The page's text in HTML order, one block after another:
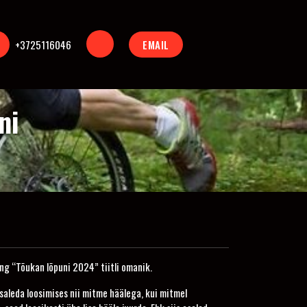
+3725116046 EMAIL
“Tõukan lõpuni 2024” tiitli omanik.
loosimises nii mitme häälega, kui mitmel